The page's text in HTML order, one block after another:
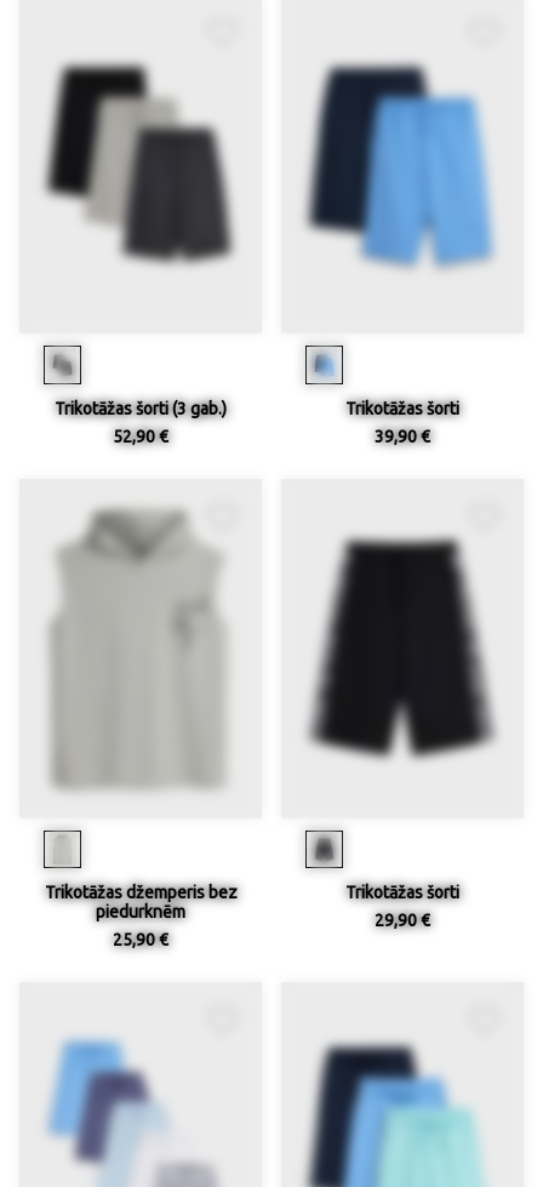
Trikotāžas šorti (3 gab.)
52,90 €
Trikotāžas šorti
39,90 €
Trikotāžas džemperis bez
piedurknēm
25,90 €
Trikotāžas šorti
29,90 €